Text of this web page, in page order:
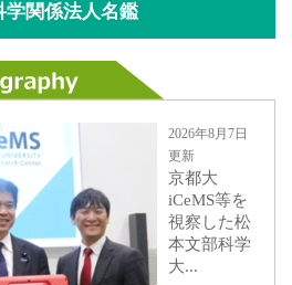
学関係法人名鑑
2026年8月7日
更新
京都大
iCeMS等を
視察した松
本文部科学
大...